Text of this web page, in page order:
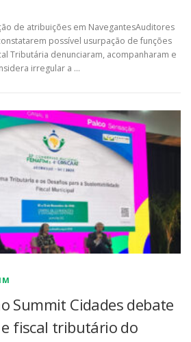
de atribuições em NavegantesAuditores
possível usurpação de funções
Tributária denunciaram, acompanharam e
irregular a …
Summit Cidades debate
fiscal tributário do